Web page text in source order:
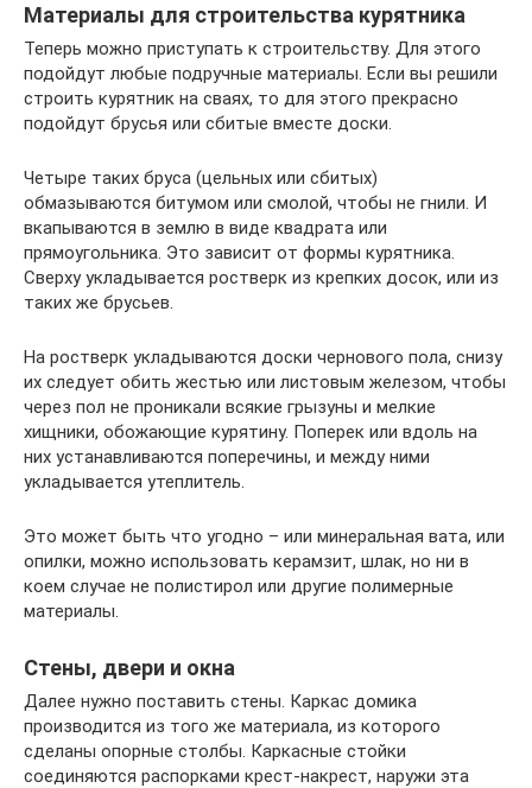
Материалы для строительства курятника
Теперь можно приступать к строительству. Для этого
подойдут любые подручные материалы. Если вы решили
строить курятник на сваях, то для этого прекрасно
подойдут брусья или сбитые вместе доски.
Четыре таких бруса (цельных или сбитых)
обмазываются битумом или смолой, чтобы не гнили. И
вкапываются в землю в виде квадрата или
прямоугольника. Это зависит от формы курятника.
Сверху укладывается ростверк из крепких досок, или из
таких же брусьев.
На ростверк укладываются доски чернового пола, снизу
их следует обить жестью или листовым железом, чтобы
через пол не проникали всякие грызуны и мелкие
хищники, обожающие курятину. Поперек или вдоль на
них устанавливаются поперечины, и между ними
укладывается утеплитель.
Это может быть что угодно – или минеральная вата, или
опилки, можно использовать керамзит, шлак, но ни в
коем случае не полистирол или другие полимерные
материалы.
Стены, двери и окна
Далее нужно поставить стены. Каркас домика
производится из того же материала, из которого
сделаны опорные столбы. Каркасные стойки
соединяются распорками крест-накрест, наружи эта